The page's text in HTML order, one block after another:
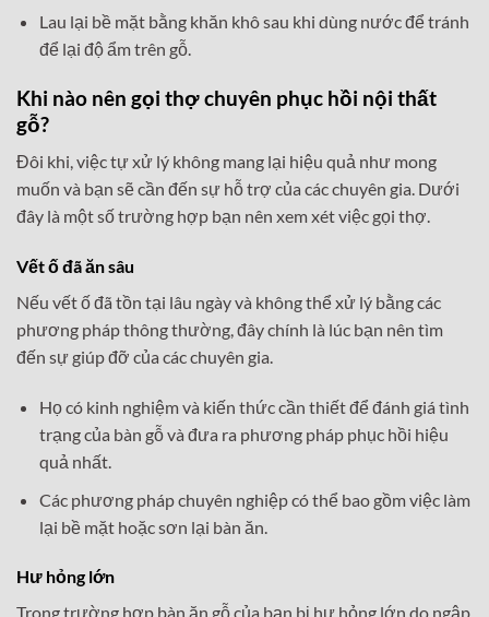
Lau lại bề mặt bằng khăn khô sau khi dùng nước để tránh
để lại độ ẩm trên gỗ.
Khi nào nên gọi thợ chuyên phục hồi nội thất
gỗ?
Đôi khi, việc tự xử lý không mang lại hiệu quả như mong
muốn và bạn sẽ cần đến sự hỗ trợ của các chuyên gia. Dưới
đây là một số trường hợp bạn nên xem xét việc gọi thợ.
Vết ố đã ăn sâu
Nếu vết ố đã tồn tại lâu ngày và không thể xử lý bằng các
phương pháp thông thường, đây chính là lúc bạn nên tìm
đến sự giúp đỡ của các chuyên gia.
Họ có kinh nghiệm và kiến thức cần thiết để đánh giá tình
trạng của bàn gỗ và đưa ra phương pháp phục hồi hiệu
quả nhất.
Các phương pháp chuyên nghiệp có thể bao gồm việc làm
lại bề mặt hoặc sơn lại bàn ăn.
Hư hỏng lớn
Trong trường hợp bàn ăn gỗ của bạn bị hư hỏng lớn do ngập